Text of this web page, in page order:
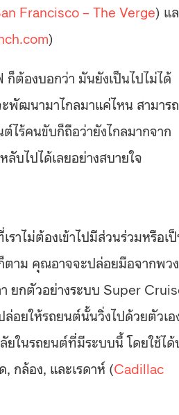
Francisco – The Verge) แ
)
ก็ต้องบอกว่า มันยังเป็นไปไม่ได้
พัฒนามาไกลมาแค่ไหน สามารถ
ไร้คนขับก็ถือว่ายังไกลมากจาก
บไปได้เลยอย่างสบายใจ
าไม่ต้องเข้าไปมีส่วนร่วมหรือเ
ตาม คุณอาจจะปล่อยมือจากพวง
ยกตัวอย่างระบบ Super
อยให้รถยนต์นั้นวิ่งไปด้วยตัวเอ
ยในรถยนต์ที่มีระบบนี้ โดยใช้ไ
กล้อง, และเรดาห์ (Cadillac